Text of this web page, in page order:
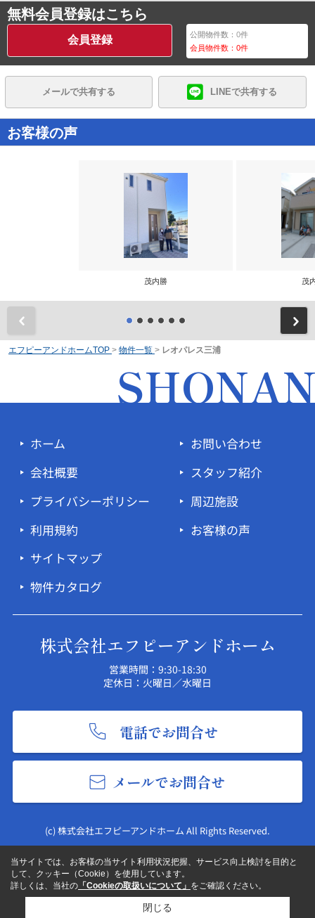
無料会員登録はこちら
会員登録 公開物件数：0件
会員物件数：0件
メールで共有する LINEで共有する
お客様の声
茂内勝 茂
エフピーアンドホームTOP > 物件一覧 > レオパレス三浦
ホーム
会社概要
プライバシーポリシー
利用規約
サイトマップ
物件カタログ
お問い合わせ
スタッフ紹介
周辺施設
お客様の声
株式会社エフピーアンドホーム
営業時間：9:30-18:30
定休日：火曜日／水曜日
電話でお問合せ
メールでお問合せ
(c) 株式会社エフピーアンドホーム All Rights Reserved.
当サイトでは、お客様の当サイト利用状況把握、サービス向上検討を目的と
して、クッキー（Cookie）を使用しています。
詳しくは、当社の 「Cookieの取扱いについて」 をご確認ください。
閉じる